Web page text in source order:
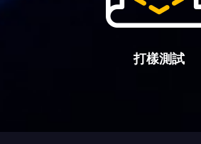
打樣測試